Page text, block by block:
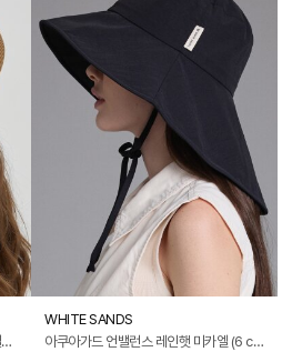
라비나 여름 챙넓은 지사 라탄 라피아 밀짚 벨크로 볼캡 모자
WHITE SANDS
아쿠아가드 언밸런스 레인햇 미카엘 (6 colors)